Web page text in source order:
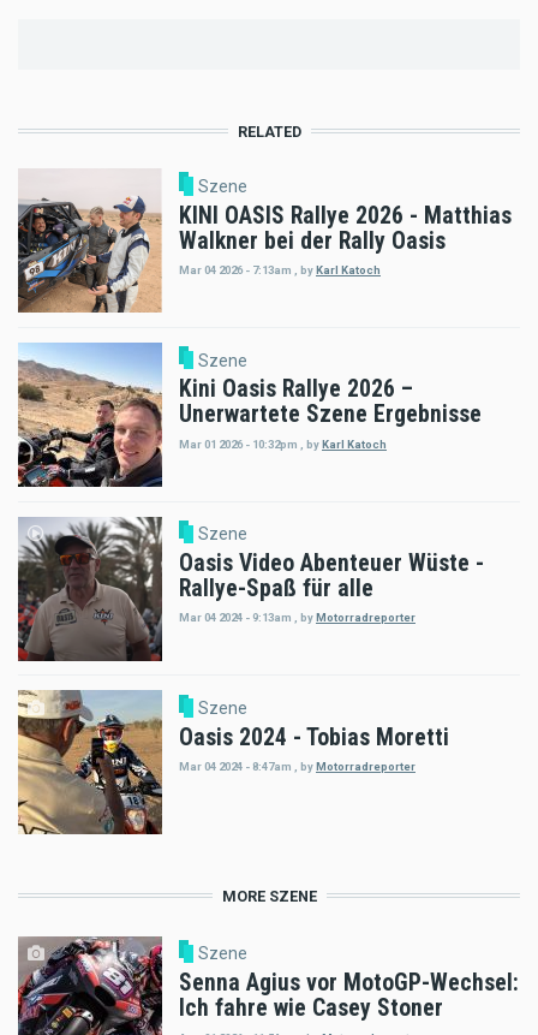
RELATED
Szene
KINI OASIS Rallye 2026 - Matthias
Walkner bei der Rally Oasis
Mar 04 2026 - 7:13am byKarl Katoch
Szene
Kini Oasis Rallye 2026 –
Unerwartete Szene Ergebnisse
Mar 01 2026 - 10:32pm byKarl Katoch
Szene
Oasis Video Abenteuer Wüste -
Rallye-Spaß für alle
Mar 04 2024 - 9:13am , by Motorradreporter
Szene
Oasis 2024 - Tobias Moretti
Mar 04 2024 - 8:47am , byMotorradreporter
MORE SZENE
Szene
Senna Agius vor MotoGP-Wechsel:
Ich fahre wie Casey Stoner